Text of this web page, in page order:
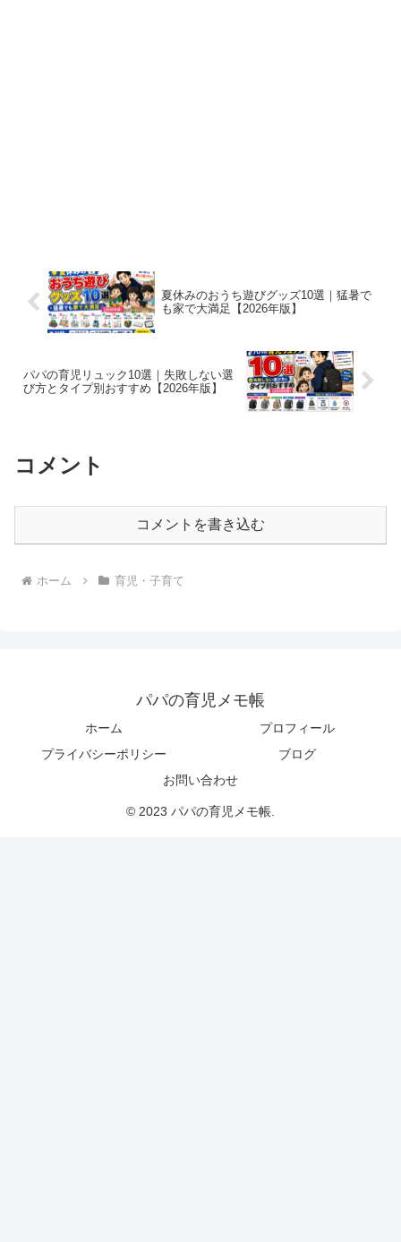
夏休みのおうち遊びグッズ10選｜猛暑で
も家で大満足【2026年版】
パパの育児リュック10選｜失敗しない選
び方とタイプ別おすすめ【2026年版】
コメント
コメントを書き込む
ホーム 育児・子育て
パパの育児メモ帳
ホーム
プロフィール
プライバシーポリシー
ブログ
お問い合わせ
© 2023 パパの育児メモ帳.